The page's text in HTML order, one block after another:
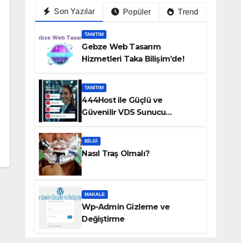
Son Yazılar Popüler Trend
TANITIM
Gebze Web Tasarım
Hizmetleri Taka Bilişim’de!
TANITIM
444Host ile Güçlü ve
Güvenilir VDS Sunucu
BILGI
Nasıl Traş Olmalı?
MAKALE
Wp-Admin Gizleme ve
Değiştirme